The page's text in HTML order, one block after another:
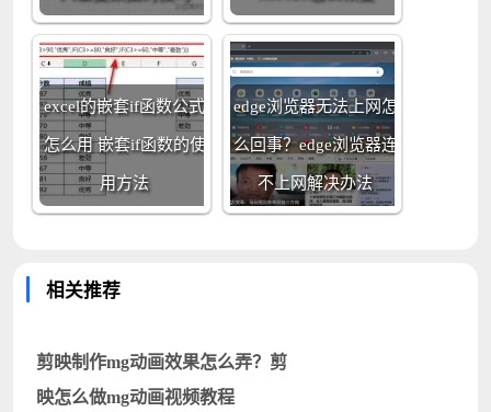
excel的嵌套if函数公式
怎么用 嵌套if函数的使
用方法
edge浏览器无法上网怎
么回事？edge浏览器连
不上网解决办法
相关推荐
剪映制作mg动画效果怎么弄？剪
映怎么做mg动画视频教程